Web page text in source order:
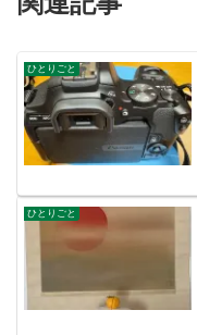
ひとりごと
ひとりごと